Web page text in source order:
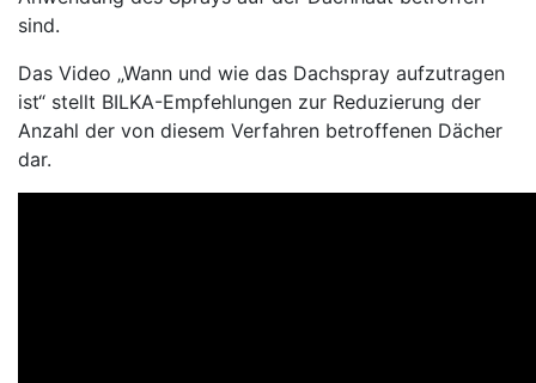
sind.
Das Video „Wann und wie das Dachspray aufzutragen
ist“ stellt BILKA-Empfehlungen zur Reduzierung der
Anzahl der von diesem Verfahren betroffenen Dächer
dar.